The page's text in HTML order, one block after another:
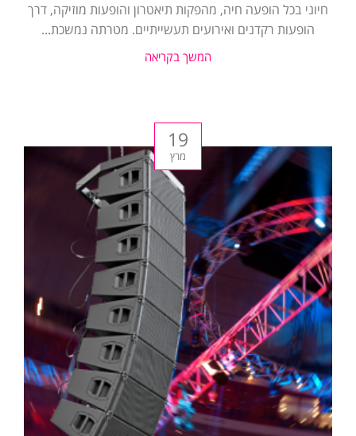
חיוני בכל הופעה חיה, מהפקות תיאטרון והופעות מוזיקה, דרך
הופעות רקדנים ואירועים תעשייתיים. מטרתה נמשכת...
המשך בקריאה
19
מרץ